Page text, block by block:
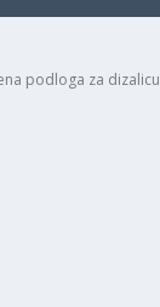
podloga za dizalicu